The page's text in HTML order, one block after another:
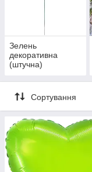
Зелень
декоративна
(штучна)
Сортування